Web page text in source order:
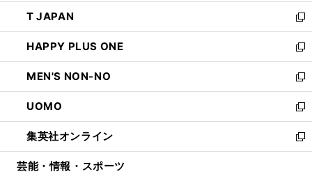
く
で
開
く
ン
ド
ウ
で
開
く
ウ
ィ
ン
ド
ウ
で
開
く
し
い
ウ
ィ
ン
ド
ウ
で
開
く
T JAPAN
新
し
い
ウ
ィ
ン
ド
ウ
で
開
HAPPY PLUS ONE
新
し
い
ウ
ィ
ン
ド
ウ
MEN'S NON-NO
新
し
い
ウ
ィ
ン
UOMO
新
し
い
ウ
集英社オンライン
新
し
芸能・情報・スポーツ